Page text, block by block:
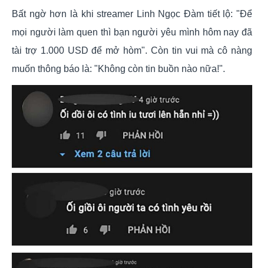
Bất ngờ hơn là khi streamer Linh Ngọc Đàm tiết lộ: "Để
mọi người làm quen thì bạn người yêu mình hôm nay đã
tài trợ 1.000 USD để mở hòm". Còn tin vui mà cô nàng
muốn thông báo là: "Không còn tin buồn nào nữa!".